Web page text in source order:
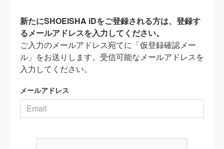
新たにSHOEISHA iDをご登録される方は、登録す
るメールアドレスを入力してください。
ご入力のメールアドレス宛てに「仮登録確認メー
ル」をお送りします。受信可能なメールアドレスを
入力してください。
メールアドレス